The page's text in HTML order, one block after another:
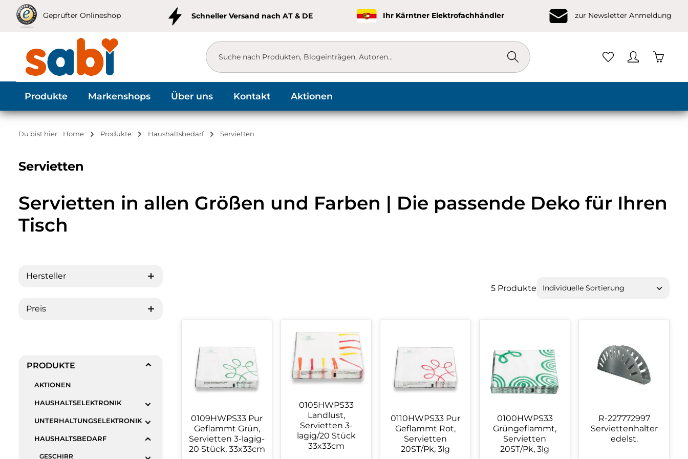
Hauptinhalt springen
Zur Suche springen
Zur Hauptnavigation springen
Geprüfter Onlineshop Schneller Versand nach AT & DE Ihr Kärntner Elektrofachhändler zur Newsletter Anmeldung
Produkte Markenshops Über uns Kontakt Aktionen
Du bist hier: Home Produkte Haushaltsbedarf Servietten
Servietten
Servietten in allen Größen und Farben | Die passende Deko für Ihren
Tisch
Hersteller
Preis
PRODUKTE
AKTIONEN
HAUSHALTSELEKTRONIK
UNTERHALTUNGSELEKTRONIK
HAUSHALTSBEDARF
GESCHIRR
5 Produkte
0109HWPS33 Pur
Geflammt Grün,
Servietten 3-lagig-
20 Stück, 33x33cm
0105HWPS33
Landlust,
Servietten 3-
lagig/20 Stück
33x33cm
0110HWPS33 Pur
Geflammt Rot,
Servietten
20ST/Pk, 3lg
0100HWPS33
Grüngeflammt,
Servietten
20ST/Pk, 3lg
R-227772997
Serviettenhalter
edelst.